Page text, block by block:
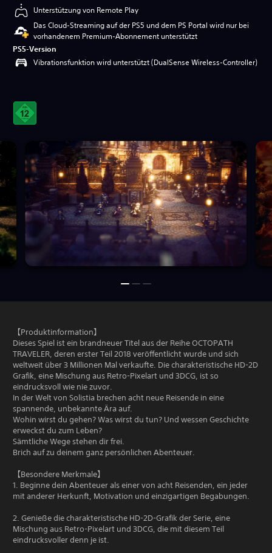
Unterstützung von Remote Play
Das Cloud-Streaming auf der PS5 und dem PS Portal wird nur bei
vorhandenem Premium-Abonnement unterstützt
PS5-Version
Vibrationsfunktion wird unterstützt (DualSense Wireless-Controller)
【Produktinformation】
Dieses Spiel ist ein brandneuer Titel aus der Reihe OCTOPATH
TRAVELER, deren erster Teil 2018 veröffentlicht wurde und sich
weltweit über 3 Millionen Mal verkaufte. Die charakteristische HD-2D
Grafik, eine Mischung aus Retro-Pixelart und 3DCG, ist so
eindrucksvoll wie nie zuvor.
In der Welt von Solistia brechen acht neue Reisende in eine
spannende, unbekannte Ära auf.
Wohin wirst du gehen? Was wirst du tun? Und wessen Geschichte
erweckst du zum Leben?
Sämtliche Wege stehen dir frei.
Brich auf zu deinem ganz persönlichen Abenteuer.
【Besondere Merkmale】
1. Beginne dein Abenteuer als einer von acht Reisenden, ein jeder
mit anderer Herkunft, Motivation und einzigartigen Begabungen.
2. Genieße die charakteristische HD-2D-Grafik der Serie, eine
Mischung aus Retro-Pixelart und 3DCG, die mit diesem Teil
eindrucksvoller denn je ist.